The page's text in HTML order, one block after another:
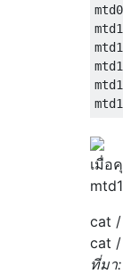
เมื่อ
cat
cat
ที่มา: